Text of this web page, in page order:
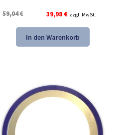
59,04€
Ursprünglicher
war:
59,04 €
39,98€Aktueller
ist:
39,98 €.
zzgl. MwSt.
In den Warenkorb